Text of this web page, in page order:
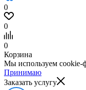
0
0
0
Корзина
Мы используем cookie-
Принимаю
Заказать услугу